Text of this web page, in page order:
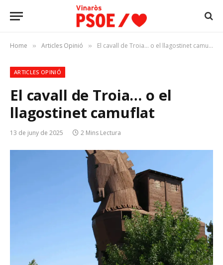
Home » Articles Opinió » El cavall de Troia… o el llagostinet camuflat
ARTICLES OPINIÓ
El cavall de Troia… o el
llagostinet camuflat
13 de juny de 2025 2 Mins Lectura